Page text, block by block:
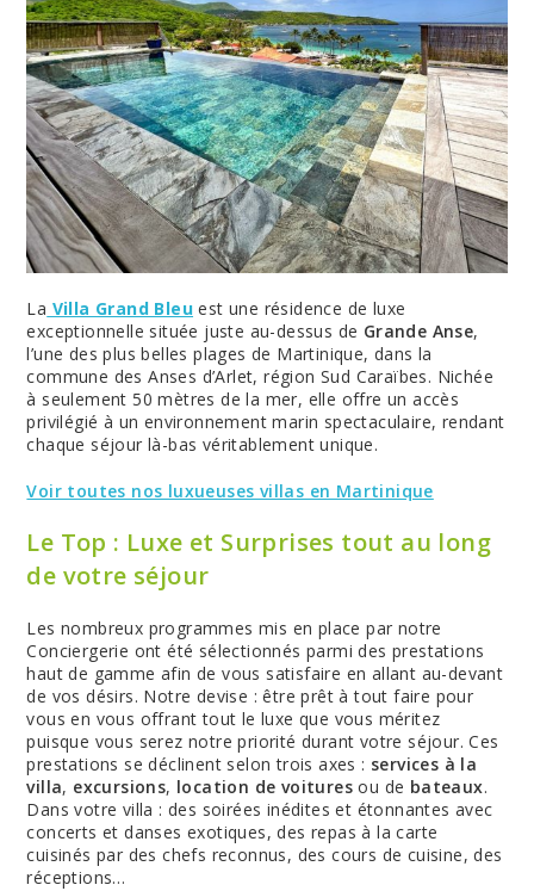
La Villa Grand Bleu est une résidence de luxe
exceptionnelle située juste au-dessus de Grande Anse,
l’une des plus belles plages de Martinique, dans la
commune des Anses d’Arlet, région Sud Caraïbes. Nichée
à seulement 50 mètres de la mer, elle offre un accès
privilégié à un environnement marin spectaculaire, rendant
chaque séjour là-bas véritablement unique.
Voir toutes nos luxueuses villas en Martinique
Le Top : Luxe et Surprises tout au long
de votre séjour
Les nombreux programmes mis en place par notre
Conciergerie ont été sélectionnés parmi des prestations
haut de gamme afin de vous satisfaire en allant au-devant
de vos désirs. Notre devise : être prêt à tout faire pour
vous en vous offrant tout le luxe que vous méritez
puisque vous serez notre priorité durant votre séjour. Ces
prestations se déclinent selon trois axes : services à la
villa, excursions, location de voitures ou de bateaux.
Dans votre villa : des soirées inédites et étonnantes avec
concerts et danses exotiques, des repas à la carte
cuisinés par des chefs reconnus, des cours de cuisine, des
réceptions…